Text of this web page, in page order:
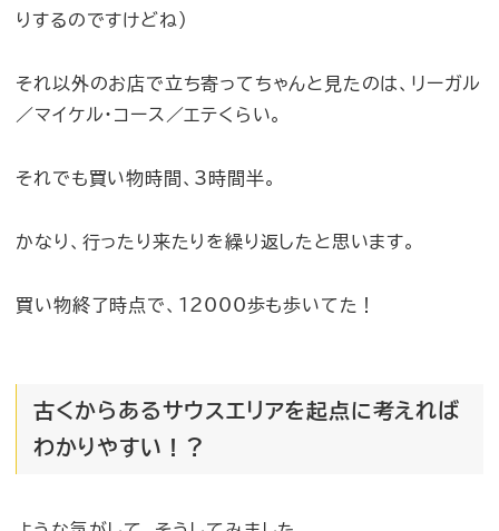
りするのですけどね）
それ以外のお店で立ち寄ってちゃんと見たのは、リーガル
／マイケル・コース／エテくらい。
それでも買い物時間、3時間半。
かなり、行ったり来たりを繰り返したと思います。
買い物終了時点で、12000歩も歩いてた！
古くからあるサウスエリアを起点に考えれば
わかりやすい！？